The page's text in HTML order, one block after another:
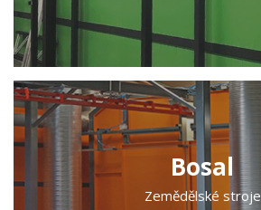
Bosal
Zemědělské stroje